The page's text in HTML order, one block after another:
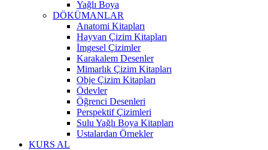
Yağlı Boya
DÖKÜMANLAR
Anatomi Kitapları
Hayvan Çizim Kitapları
İmgesel Çizimler
Karakalem Desenler
Mimarlık Çizim Kitapları
Obje Çizim Kitapları
Ödevler
Öğrenci Desenleri
Perspektif Çizimleri
Sulu Yağlı Boya Kitapları
Ustalardan Örnekler
KURS AL